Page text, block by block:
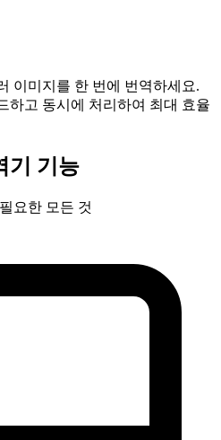
이미지를 한 번에 번역하세요.
하고 동시에 처리하여 최대 효율
기 기능
요한 모든 것